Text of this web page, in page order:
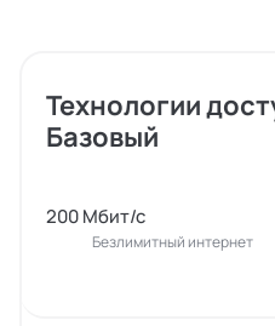
Технологии
Базовый
200 Мбит/с
Безлимитный интернет